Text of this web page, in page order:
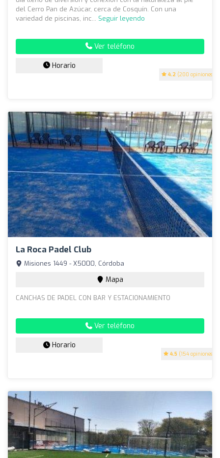
4.2 (200 opiniones)
del Cerro Pan de Azúcar, cerca de Cosquín. Con una
variedad de piscinas, inc... Seguir leyendo
Ver teléfono
Horario
La Roca Padel Club
4.5 (154 opiniones)
Misiones 1449 - X5000, Córdoba
Mapa
CANCHAS DE PADEL CON BAR Y ESTACIONAMIENTO
Ver teléfono
Horario